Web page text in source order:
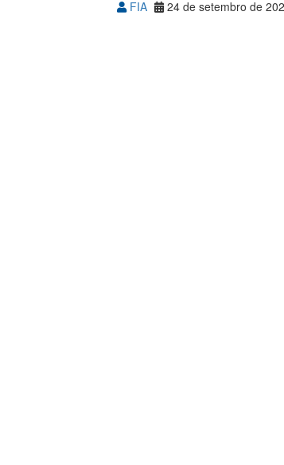
FIA 24 de setembro de